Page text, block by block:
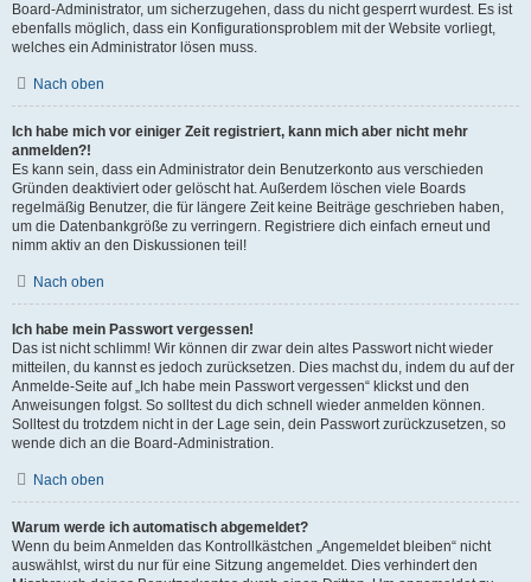
Board-Administrator, um sicherzugehen, dass du nicht gesperrt wurdest. Es ist
ebenfalls möglich, dass ein Konfigurationsproblem mit der Website vorliegt,
welches ein Administrator lösen muss.
Nach oben
Ich habe mich vor einiger Zeit registriert, kann mich aber nicht mehr
anmelden?!
Es kann sein, dass ein Administrator dein Benutzerkonto aus verschieden
Gründen deaktiviert oder gelöscht hat. Außerdem löschen viele Boards
regelmäßig Benutzer, die für längere Zeit keine Beiträge geschrieben haben,
um die Datenbankgröße zu verringern. Registriere dich einfach erneut und
nimm aktiv an den Diskussionen teil!
Nach oben
Ich habe mein Passwort vergessen!
Das ist nicht schlimm! Wir können dir zwar dein altes Passwort nicht wieder
mitteilen, du kannst es jedoch zurücksetzen. Dies machst du, indem du auf der
Anmelde-Seite auf „Ich habe mein Passwort vergessen“ klickst und den
Anweisungen folgst. So solltest du dich schnell wieder anmelden können.
Solltest du trotzdem nicht in der Lage sein, dein Passwort zurückzusetzen, so
wende dich an die Board-Administration.
Nach oben
Warum werde ich automatisch abgemeldet?
Wenn du beim Anmelden das Kontrollkästchen „Angemeldet bleiben“ nicht
auswählst, wirst du nur für eine Sitzung angemeldet. Dies verhindert den